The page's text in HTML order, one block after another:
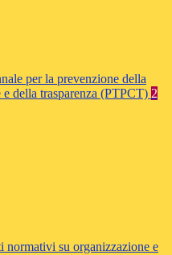
per la prevenzione della
della trasparenza (PTPCT) 2
normativi su organizzazione e